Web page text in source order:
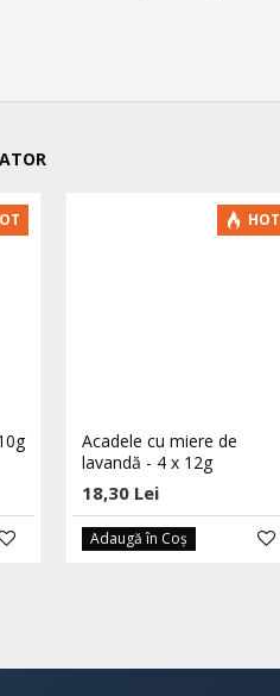
-5 %
Dropsuri cu echinacea si
catina eco 60 buc HOYER
27,55 Lei 29,00 Lei
HOT
Acadele cu miere de
lavandă - 4 x 12g
18,30 Lei
Adaugă în Coş